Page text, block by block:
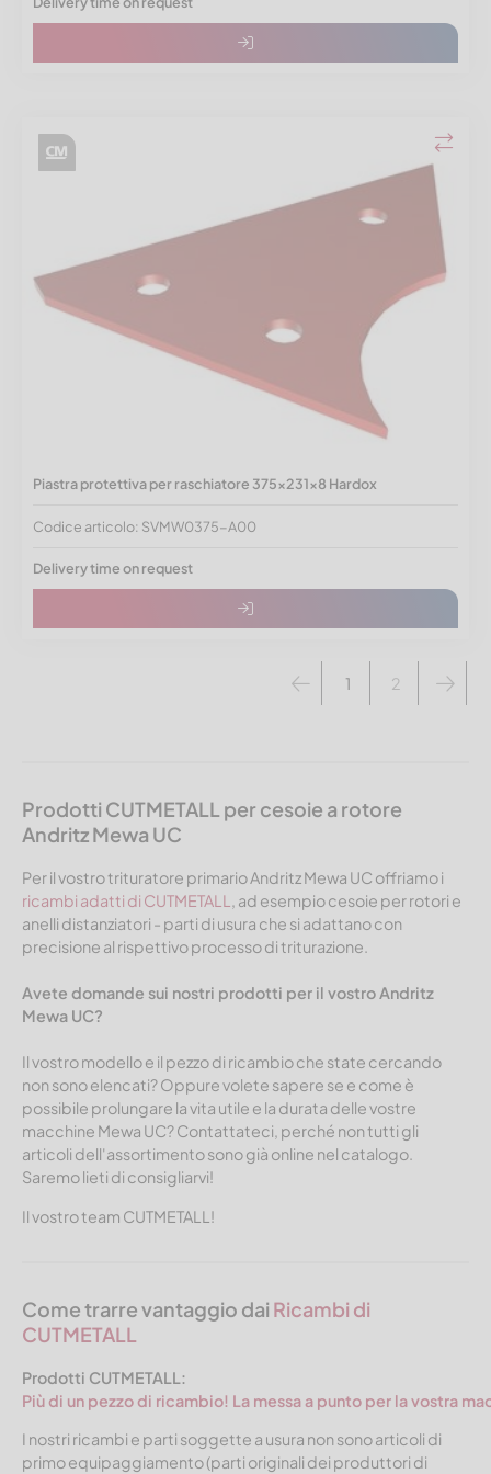
Piastra protettiva per raschiatore 375x231x8 Hardox
Codice articolo: SVMW0375-A00
Delivery time on request
1 2
Prodotti CUTMETALL per cesoie a rotore
Andritz Mewa UC
Per il vostro trituratore primario Andritz Mewa UC offriamo i
ricambi adatti di CUTMETALL , ad esempio cesoie per rotori e
anelli distanziatori - parti di usura che si adattano con
precisione al rispettivo processo di triturazione.
Avete domande sui nostri prodotti per il vostro Andritz
Mewa UC?
Il vostro modello e il pezzo di ricambio che state cercando
non sono elencati? Oppure volete sapere se e come è
possibile prolungare la vita utile e la durata delle vostre
macchine Mewa UC? Contattateci, perché non tutti gli
articoli dell'assortimento sono già online nel catalogo.
Saremo lieti di consigliarvi!
Il vostro team CUTMETALL!
Come trarre vantaggio dai Ricambi di
CUTMETALL
Prodotti CUTMETALL:
Più di un pezzo di ricambio! La messa a punto per la vostra
I nostri ricambi e parti soggette a usura non sono articoli di
primo equipaggiamento (parti originali dei produttori di